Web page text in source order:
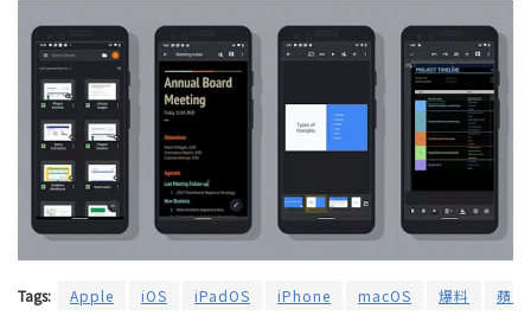
Tags: Apple iOS iPadOS iPhone macOS 爆料 蘋果